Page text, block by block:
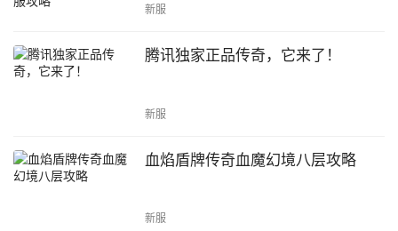
新服
腾讯独家正品传奇，它来了！
新服
血焰盾牌传奇血魔幻境八层攻略
新服